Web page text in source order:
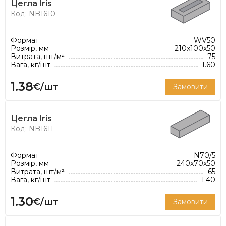
Цегла Iris
Код: NB1610
Формат
WV50
Розмір, мм
210x100x50
Витрата, шт/м²
75
Вага, кг/шт
1.60
1.38€/шт Замовити
Цегла Iris
Код: NB1611
Формат
N70/5
Розмір, мм
240x70x50
Витрата, шт/м²
65
Вага, кг/шт
1.40
1.30€/шт Замовити